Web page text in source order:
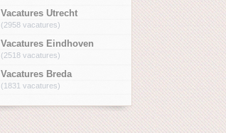
Vacatures Utrecht
(2958 vacatures)
Vacatures Eindhoven
(2518 vacatures)
Vacatures Breda
(1831 vacatures)